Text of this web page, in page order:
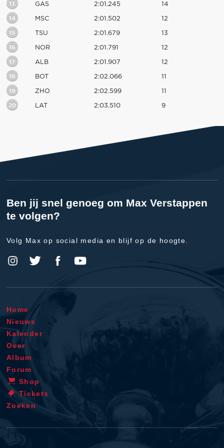
13 GAS 2:01.245 14
14 MSC 2:01.502 12
15 TSU 2:01.679 13
16 NOR 2:01.791 12
17 ALB 2:01.907 12
18 BOT 2:02.066 11
19 ZHO 2:02.599 11
20 LAT 2:03.510 9
Ben jij snel genoeg om Max Verstappen
te volgen?
Volg Max op social media en blijf op de hoogte.
Home
Nieuws
Kalender
Over
Album
Forum
Shop
Tickets
Zoeken